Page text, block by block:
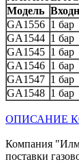
Модель
GA1556 1 бар
GA1544 1 бар
GA1545 1 бар
GA1546 1 бар
GA1547 1 бар
GA1548 1 бар
ОПИСАНИЕ
Компания
поставки